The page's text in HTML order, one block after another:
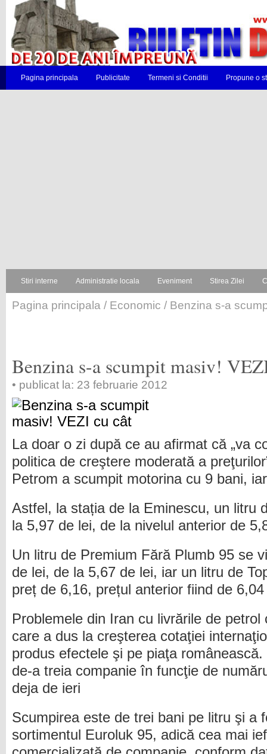
Pagina principala Publicitate Termeni si Conditii Propune o
Stiri interne Administratie locala Eveniment Stirea Zilei
Pagina principala / Economic / Benzina s-a
Benzina s-a scumpit masiv!
• publicat la: 23 februarie 2012
La doar o zi după ce au afirmat că „va
politica de creştere moderată a
Petrom a scumpit motorina cu 9 bani,
Astfel, la stația de la Eminescu, un litru
la 5,97 de lei, de la nivelul anterior de
Un litru de Premium Fără Plumb 95 se
de lei, de la 5,67 de lei, iar un litru de
preț de 6,16, prețul anterior fiind de
Problemele din Iran cu livrările de
care a dus la creşterea cotaţiei
produs efectele şi pe piaţa
de-a treia companie în funcţie de
deja de ieri
Scumpirea este de trei bani pe litru şi a
sortimentul Euroluk 95, adică cea mai